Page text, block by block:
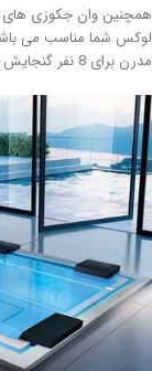
وان جکوزی های
شما مناسب می باشد
8 نفر گنجایش و ظرفیت دارد.